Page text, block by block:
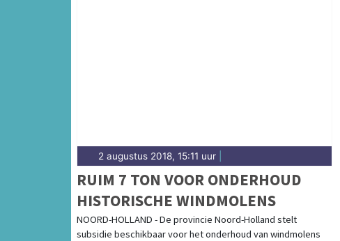
2 augustus 2018, 15:11 uur
RUIM 7 TON VOOR ONDERHOUD
HISTORISCHE WINDMOLENS
NOORD-HOLLAND - De provincie Noord-Holland stelt
subsidie beschikbaar voor het onderhoud van windmolens